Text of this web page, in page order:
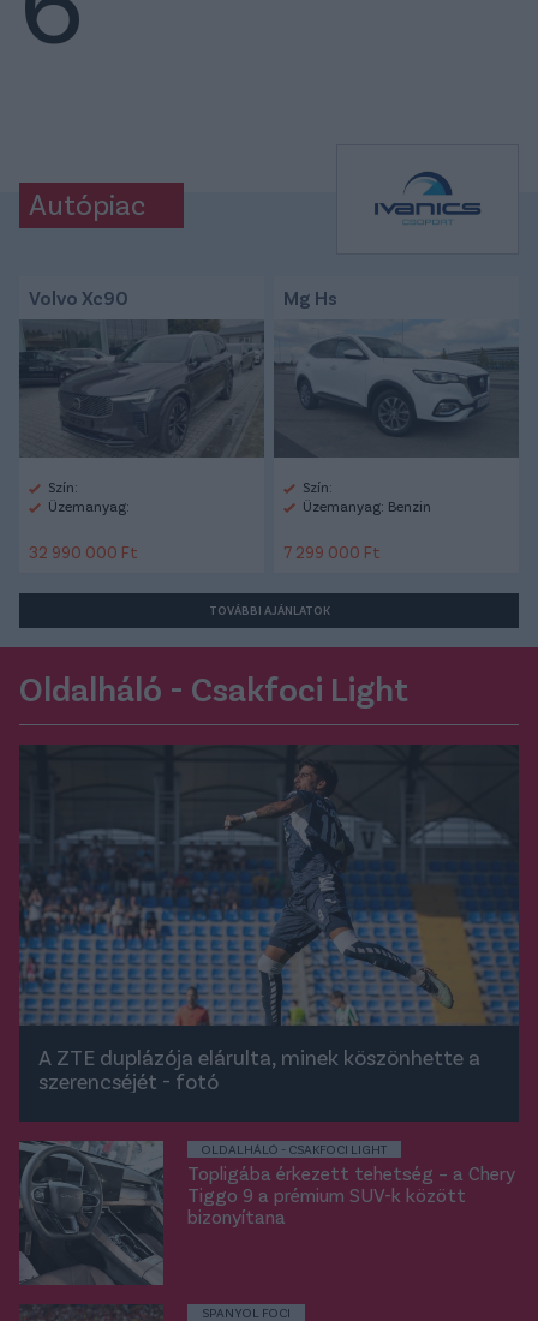
Autópiac
Volvo Xc90
Szín:
Üzemanyag:
32 990 000 Ft
Mg Hs
Szín:
Üzemanyag: Benzin
7 299 000 Ft
TOVÁBBI AJÁNLATOK
Oldalháló - Csakfoci Light
A ZTE duplázója elárulta, minek köszönhette a
szerencséjét - fotó
OLDALHÁLÓ - CSAKFOCI LIGHT
Topligába érkezett tehetség – a Chery
Tiggo 9 a prémium SUV-k között
bizonyítana
SPANYOL FOCI